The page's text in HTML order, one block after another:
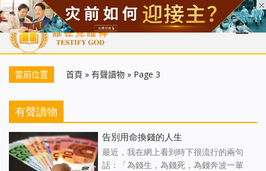
首頁 每日靈糧 天國福音 基督徒見證 信仰解答 聖經
當前位置 首頁 » 有聲讀物 » Page 3
有聲讀物
告別用命換錢的人生
最近，我在網上看到時下很流行的兩句
話：「為錢生，為錢死，為錢奔波一輩